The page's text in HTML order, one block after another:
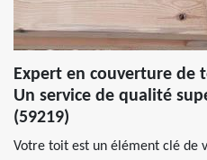
Expert en couverture de
Un service de qualité
(59219)
Votre toit est un élément clé de